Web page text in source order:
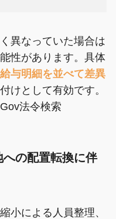
異なっていた場合は
性があります。具体
与明細を並べて差異
けとして有効です。
法令検索
の配置転換に伴
小による人員整理、